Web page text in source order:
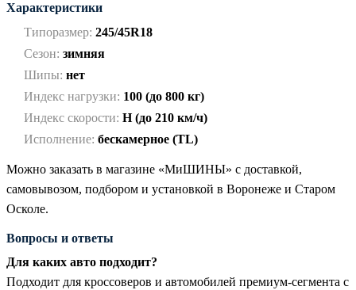
Характеристики
Типоразмер: 245/45R18
Сезон: зимняя
Шипы: нет
Индекс нагрузки: 100 (до 800 кг)
Индекс скорости: H (до 210 км/ч)
Исполнение: бескамерное (TL)
Можно заказать в магазине «МиШИНЫ» с доставкой,
самовывозом, подбором и установкой в Воронеже и Старом
Осколе.
Вопросы и ответы
Для каких авто подходит?
Подходит для кроссоверов и автомобилей премиум-сегмента с